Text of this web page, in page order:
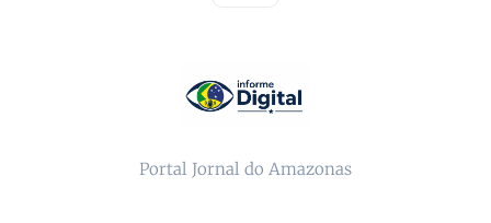
Portal Jornal do Amazonas